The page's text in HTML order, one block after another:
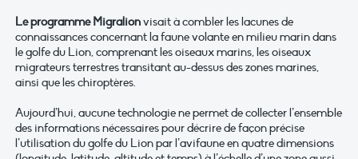
Le programme Migralionvisait à combler les lacunes de
connaissances concernant la faune volante en milieu marin dans
le golfe du Lion, comprenant les oiseaux marins, les oiseaux
migrateurs terrestres transitant au-dessus des zones marines,
ainsi que les chiroptères.
Aujourd’hui, aucune technologie ne permet de collecter l’ensemble
des informations nécessaires pour décrire de façon précise
l’utilisation du golfe du Lion par l’avifaune en quatre dimensions